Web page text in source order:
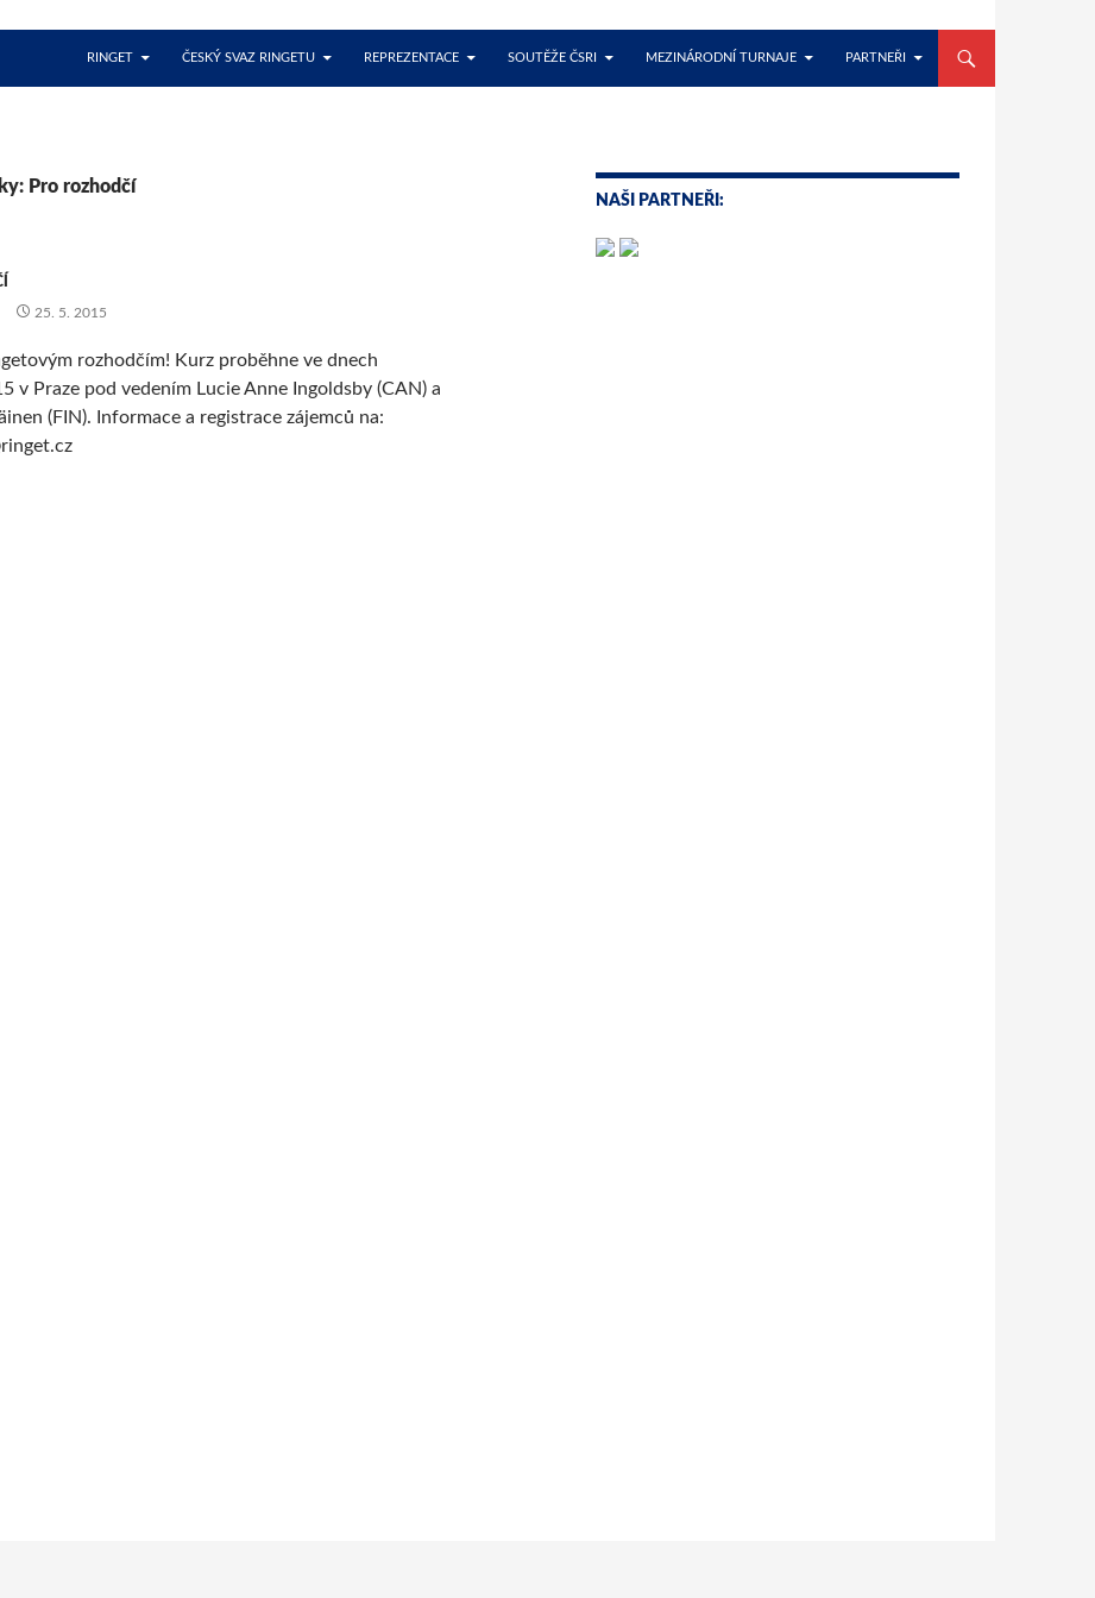
RINGET ČESKÝ SVAZ RINGETU REPREZENTACE SOUTĚŽE ČSRI MEZINÁRODNÍ TURNAJE PARTNEŘI
Pro rozhodčí
25. 5. 2015
rozhodčím! Kurz proběhne ve dnech
v Praze pod vedením Lucie Anne Ingoldsby (CAN) a
(FIN). Informace a registrace zájemců na:
NAŠI PARTNEŘI: